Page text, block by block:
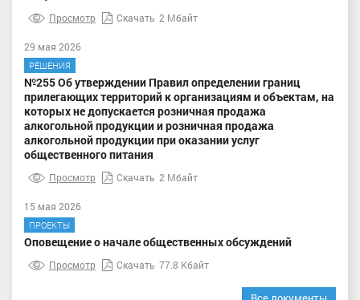
Просмотр Скачать 2 Мбайт
29 мая 2026
РЕШЕНИЯ
№255 Об утверждении Правил определении границ
прилегающих территорий к организациям и объектам, на
которых не допускается розничная продажа
алкогольной продукции и розничная продажа
алкогольной продукции при оказании услуг
общественного питания
Просмотр Скачать 2 Мбайт
15 мая 2026
ПРОЕКТЫ
Оповещение о начале общественных обсуждений
Просмотр Скачать 77.8 Кбайт